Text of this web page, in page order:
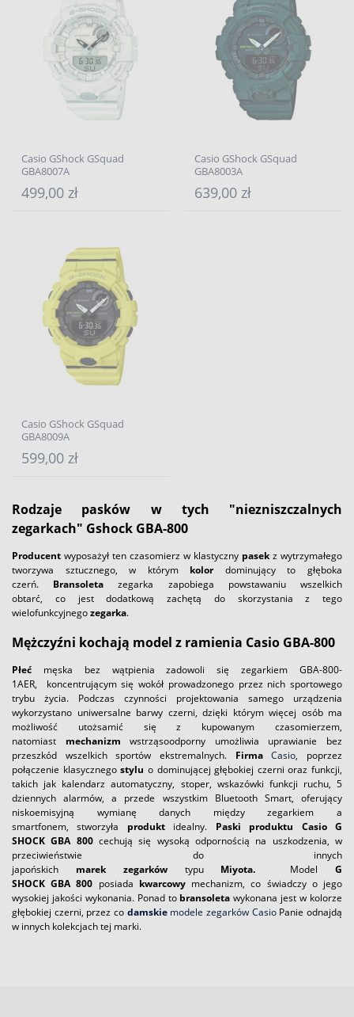
Casio GShock GSquad
GBA8007A
499,00 zł
Casio GShock GSquad
GBA8003A
639,00 zł
Casio GShock GSquad
GBA8009A
599,00 zł
Rodzaje pasków w tych "niezniszczalnych
zegarkach" Gshock GBA-800
Producent wyposażył ten czasomierz w klastyczny pasekz wytrzymałego
tworzywa sztucznego, w którym kolordominujący to głęboka
czerń. Bransoleta zegarka zapobiega powstawaniu wszelkich
obtarć, co jest dodatkową zachętą do skorzystania z tego
wielofunkcyjnegozegarka.
Mężczyźni kochają model z ramienia Casio GBA-800
Płeć męska bez wątpienia zadowoli się zegarkiem GBA-800-
1AER, koncentrującym się wokół prowadzonego przez nich sportowego
trybu życia. Podczas czynności projektowania samego urządzenia
wykorzystano uniwersalne barwy czerni, dzięki którym więcej osób ma
możliwość utożsamić się z kupowanym czasomierzem,
natomiast mechanizm wstrząsoodporny umożliwia uprawianie bez
przeszkód wszelkich sportów ekstremalnych. Firma Casio, poprzez
połączenie klasycznegostylu o dominującej głębokiej czerni oraz funkcji,
takich jak kalendarz automatyczny, stoper, wskazówki funkcji ruchu, 5
dziennych alarmów, a przede wszystkim Bluetooth Smart, oferujący
niskoemisyjną wymianę danych między zegarkiem a
smartfonem, stworzyła produktidealny. Paski
produktu Casio G
SHOCK GBA 800cechują się wysoką odpornością na uszkodzenia, w
przeciwieństwie do innych
japońskich marek zegarkówtypu Miyota. Model G
SHOCK GBA 800 posiada kwarcowymechanizm, co świadczy o jego
wysokiej jakości wykonania. Ponad to bransoleta wykonana jest w kolorze
głębokiej czerni, przez co damskiemodele zegarków CasioPanie odnajdą
w innych kolekcjach tej marki.